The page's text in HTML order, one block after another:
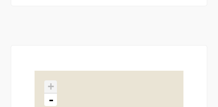
+
-